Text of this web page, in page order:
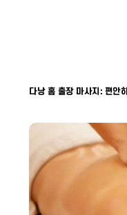
다낭 홈 출장 마사지: 편안